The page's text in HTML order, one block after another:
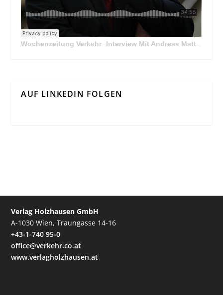
Wochenzeitung Verkehr · Interview Mit Andreas Matthä, CEO der ÖBB Holding
AUF LINKEDIN FOLGEN
Verlag Holzhausen GmbH
A-1030 Wien, Traungasse 14-16
+43-1-740 95-0
office@verkehr.co.at
www.verlagholzhausen.at